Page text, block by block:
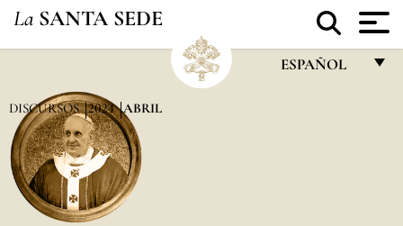
La SANTA SEDE
ESPAÑOL
DISCURSOS 2024 ABRIL